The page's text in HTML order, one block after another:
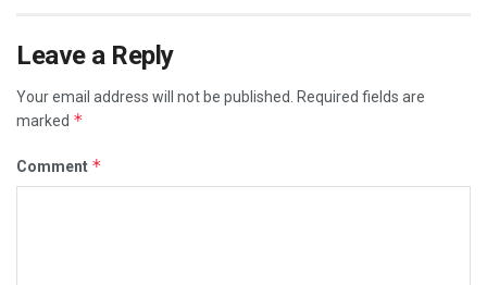
Leave a Reply
Your email address will not be published. Required fields are
marked *
Comment *